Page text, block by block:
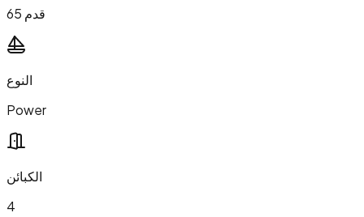
65 قدم
النوع
Power
الكبائن
4